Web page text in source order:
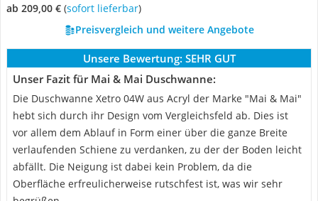
ab 209,00 € ( Sofort lieferbar)
Preisvergleich und weitere Angebote
Unsere Bewertung: SEHR GUT
Unser Fazit für Mai & Mai Duschwanne:
Die Duschwanne Xetro 04W aus Acryl der Marke "Mai & Mai"
hebt sich durch ihr Design vom Vergleichsfeld ab. Dies ist
vor allem dem Ablauf in Form einer über die ganze Breite
verlaufenden Schiene zu verdanken, zu der der Boden leicht
abfällt. Die Neigung ist dabei kein Problem, da die
Oberfläche erfreulicherweise rutschfest ist, was wir sehr